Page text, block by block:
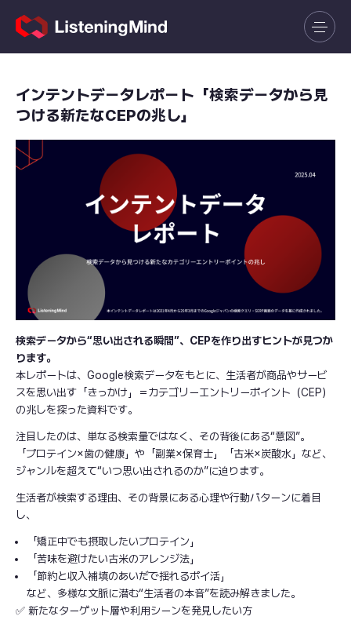
インテントデータレポート「検索データから見
つける新たなCEPの兆し」
検索データから“思い出される瞬間”、CEPを作り出すヒントが見つか
ります。
本レポートは、Google検索データをもとに、生活者が商品やサービ
スを思い出す「きっかけ」＝カテゴリーエントリーポイント（CEP）
の兆しを探った資料です。
注目したのは、単なる検索量ではなく、その背後にある“意図”。
「プロテイン×歯の健康」や「副業×保育士」「古米×炭酸水」など、
ジャンルを超えて“いつ思い出されるのか”に迫ります。
生活者が検索する理由、その背景にある心理や行動パターンに着目
し、
「矯正中でも摂取したいプロテイン」
「苦味を避けたい古米のアレンジ法」
「節約と収入補填のあいだで揺れるポイ活」
など、多様な文脈に潜む“生活者の本音”を読み解きました。
✅ 新たなターゲット層や利用シーンを発見したい方